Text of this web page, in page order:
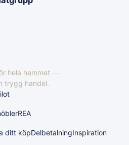
hela hemmet —
trygg handel.
REA
ditt köpDelbetalningInspiration